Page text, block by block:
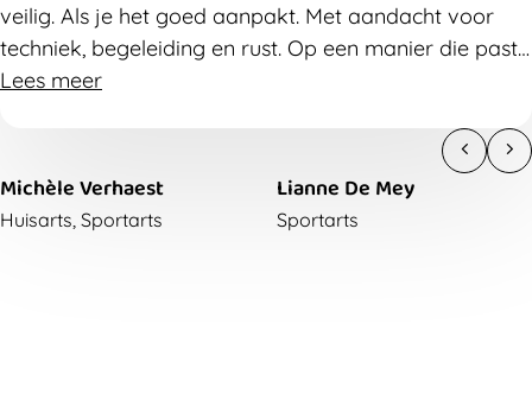
veilig. Als je het goed aanpakt. Met aandacht voor
techniek, begeleiding en rust. Op een manier die past
bij een groeiend lichaam.
Lees meer
Michèle Verhaest
Huisarts, Sportarts
Lianne De Mey
Sportarts